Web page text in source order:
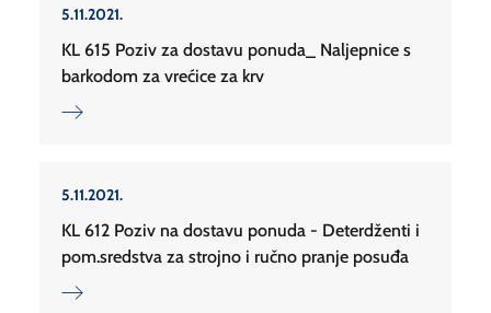
5.11.2021.
KL 615 Poziv za dostavu ponuda_ Naljepnice s
barkodom za vrećice za krv
5.11.2021.
KL 612 Poziv na dostavu ponuda - Deterdženti i
pom.sredstva za strojno i ručno pranje posuđa